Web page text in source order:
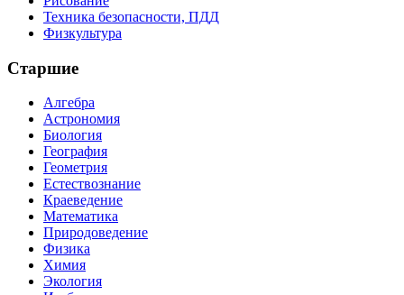
Техника безопасности, ПДД
Физкультура
Старшие
Алгебра
Астрономия
Биология
География
Геометрия
Естествознание
Краеведение
Математика
Природоведение
Физика
Химия
Экология